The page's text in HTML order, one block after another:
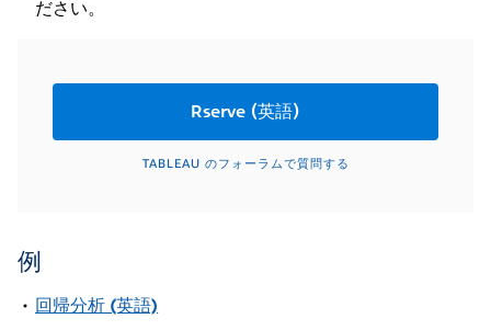
ださい。
Rserve (英語)
TABLEAU のフォーラムで質問する
例
回帰分析 (英語)